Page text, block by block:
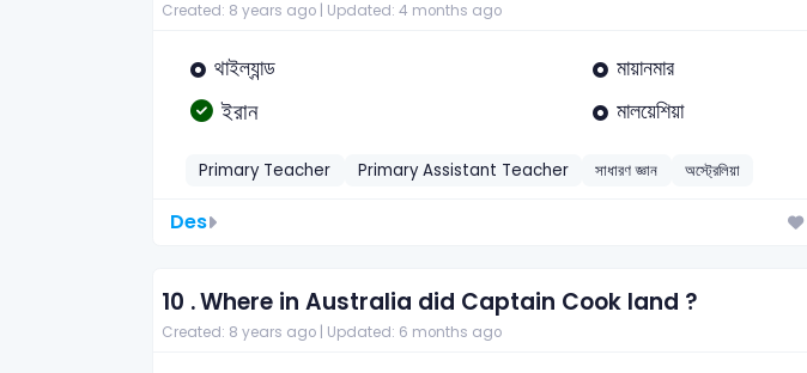
Created: 8 years ago | Updated: 4 months ago
থাইল্যান্ড মায়ানমার
ইরান মালয়েশিয়া
Primary Teacher Primary Assistant Teacher সাধারণ জ্ঞান অস্ট্রেলিয়া
Des
10 .Where in Australia did Captain Cook land ?
Created: 8 years ago | Updated: 6 months ago